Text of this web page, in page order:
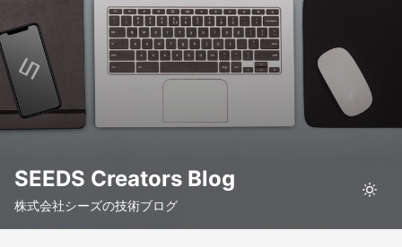
SEEDS Creators Blog
株式会社シーズの技術ブログ